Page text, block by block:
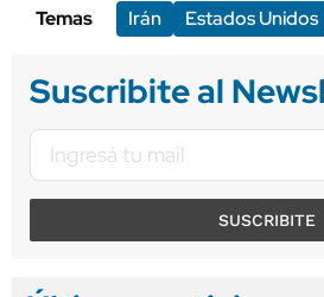
Temas Irán Estados Unidos
Suscribite al
SUSCRIBITE